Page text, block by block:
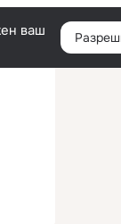
ваш